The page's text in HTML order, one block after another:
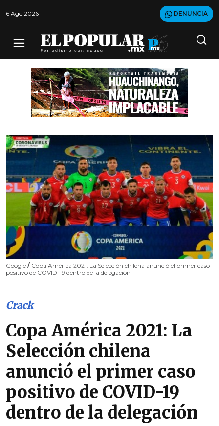
6 Ago 2026 DENUNCIA
Google / Copa América 2021: La Selección chilena anunció el primer caso
positivo de COVID-19 dentro de la delegación
Crack
Copa América 2021: La
Selección chilena
anunció el primer caso
positivo de COVID-19
dentro de la delegación